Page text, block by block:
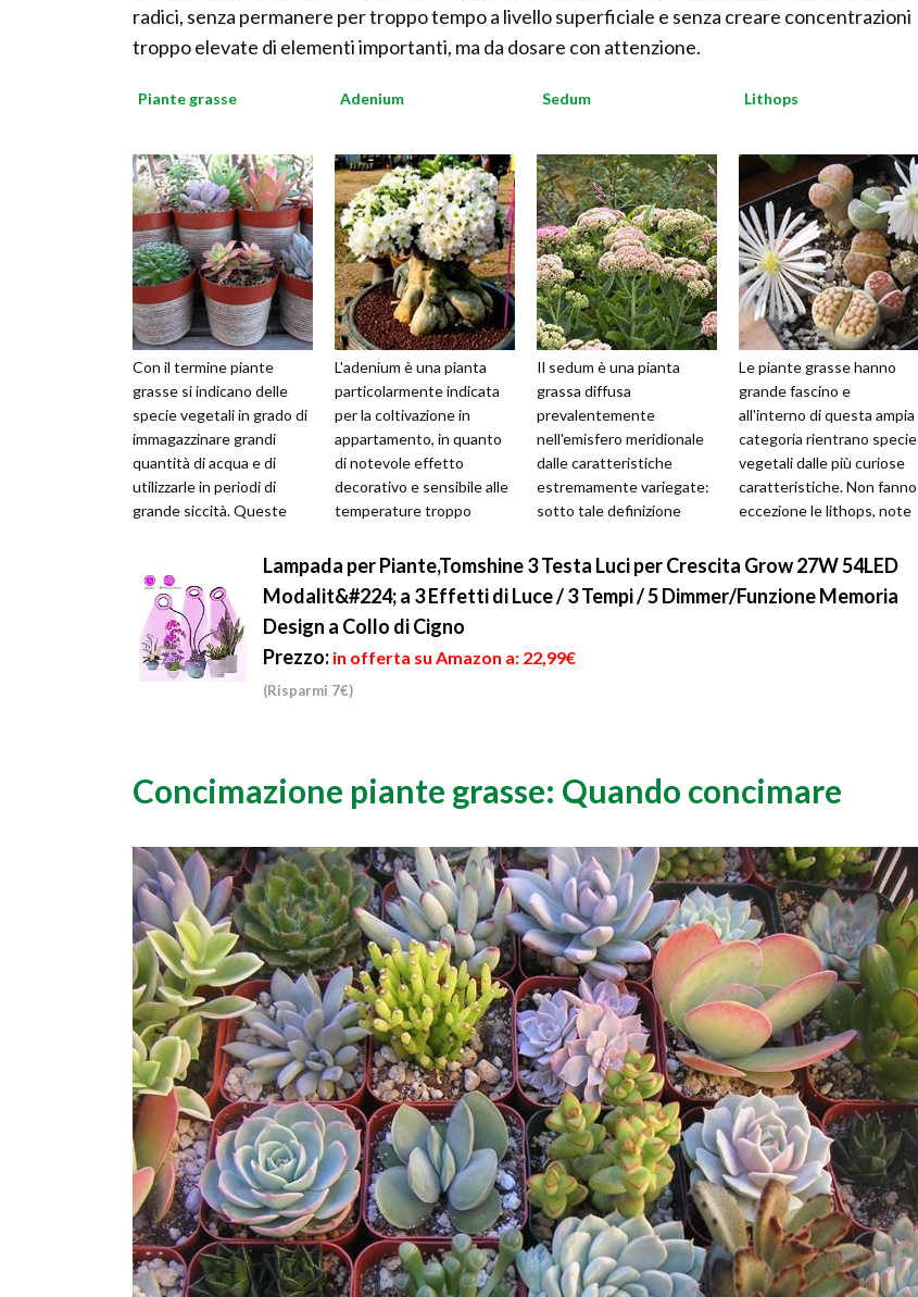
radici, senza permanere per troppo tempo a livello superficiale e senza creare concentrazioni
troppo elevate di elementi importanti, ma da dosare con attenzione.
Piante grasse
Con il termine piante
grasse si indicano delle
specie vegetali in grado di
immagazzinare grandi
quantità di acqua e di
utilizzarle in periodi di
grande siccità. Queste
Adenium
L'adenium è una pianta
particolarmente indicata
per la coltivazione in
appartamento, in quanto
di notevole effetto
decorativo e sensibile alle
temperature troppo
particolarità de...
Sedum
Il sedum è una pianta
grassa diffusa
prevalentemente
nell'emisfero meridionale
dalle caratteristiche
estremamente variegate:
sotto tale definizione
estremamente elevato di
Lithops
Le piante grasse hanno
grande fascino e
all'interno di questa ampia
categoria rientrano specie
vegetali dalle più curiose
caratteristiche. Non fanno
eccezione le lithops, note
Lampada per Piante,Tomshine 3 Testa Luci per Crescita Grow 27W 54LED
Modalit&#224; a 3 Effetti di Luce / 3 Tempi / 5 Dimmer/Funzione Memoria
Design a Collo di Cigno
Prezzo: in offerta su Amazon a: 22,99€
(Risparmi 7€)
Concimazione piante grasse: Quando concimare